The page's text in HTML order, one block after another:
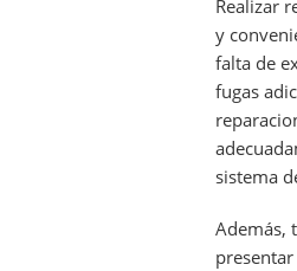
Realizar
y
falta de
fugas
sistema
Además,